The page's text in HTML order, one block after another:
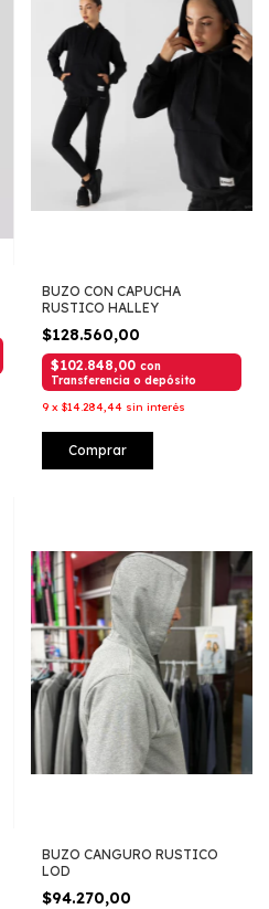
BUZO CON CAPUCHA
RUSTICO HALLEY
$128.560,00
$102.848,00 con
Transferencia o depósito
9 x $14.284,44 sin interés
Comprar
BUZO CANGURO RUSTICO
LOD
$94.270,00